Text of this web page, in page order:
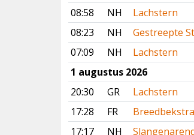
08:58
NH
Lachstern
08:23
NH
Gestreepte
07:09
NH
Lachstern
1 augustus 2026
20:30
GR
Lachstern
17:28
FR
17:17
NH